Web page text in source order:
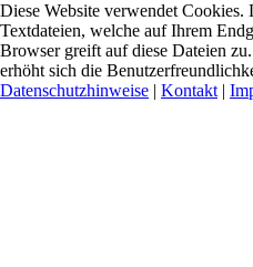
Diese Website verwendet Cookies.
Textdateien, welche auf Ihrem
Browser greift auf diese Dateien
erhöht sich die
Datenschutzhinweise | Kontakt |